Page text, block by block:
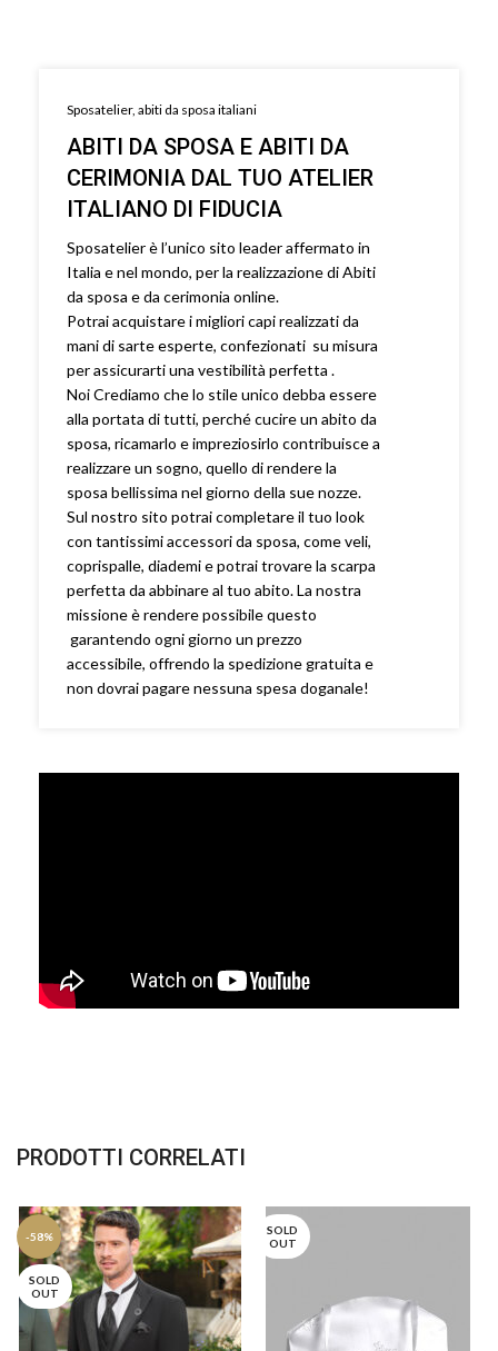
Sposatelier, abiti da sposa italiani
ABITI DA SPOSA E ABITI DA
CERIMONIA DAL TUO ATELIER
ITALIANO DI FIDUCIA
Sposatelier è l’unico sito leader affermato in
Italia e nel mondo, per la realizzazione di Abiti
da sposa e da cerimonia online.
Potrai acquistare i migliori capi realizzati da
mani di sarte esperte, confezionati su misura
per assicurarti una vestibilità perfetta .
Noi Crediamo che lo stile unico debba essere
alla portata di tutti, perché cucire un abito da
sposa, ricamarlo e impreziosirlo contribuisce a
realizzare un sogno, quello di rendere la
sposa bellissima nel giorno della sue nozze.
Sul nostro sito potrai completare il tuo look
con tantissimi accessori da sposa, come veli,
coprispalle, diademi e potrai trovare la scarpa
perfetta da abbinare al tuo abito. La nostra
missione è rendere possibile questo
garantendo ogni giorno un prezzo
accessibile, offrendo la spedizione gratuita e
non dovrai pagare nessuna spesa doganale!
PRODOTTI CORRELATI
-58%
SOLD
OUT
SOLD
OUT